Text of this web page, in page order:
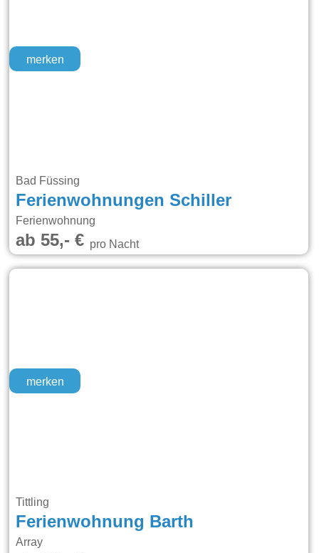
merken
Bad Füssing
Ferienwohnungen Schiller
Ferienwohnung
ab 55,- €pro Nacht
merken
Tittling
Ferienwohnung Barth
Array